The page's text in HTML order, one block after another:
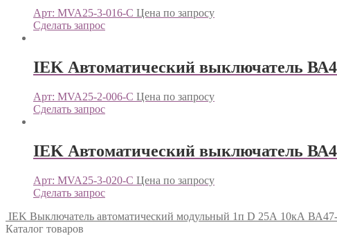
Арт: MVA25-3-016-C Цена по запросу
Сделать запрос
IEK Автоматический выключатель
Арт: MVA25-2-006-C Цена по запросу
Сделать запрос
IEK Автоматический выключатель
Арт: MVA25-3-020-C Цена по запросу
Сделать запрос
IEK Выключатель автоматический модульный 1п D 25А 10кА
Каталог товаров